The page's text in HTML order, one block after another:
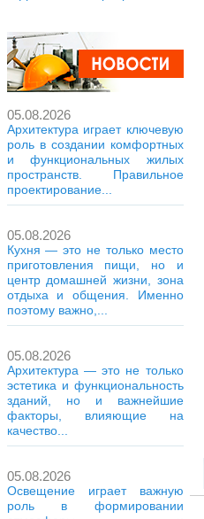
05.08.2026
Архитектура играет ключевую
роль в создании комфортных
и функциональных жилых
пространств. Правильное
проектирование...
05.08.2026
Кухня — это не только место
приготовления пищи, но и
центр домашней жизни, зона
отдыха и общения. Именно
поэтому важно,...
05.08.2026
Архитектура — это не только
эстетика и функциональность
зданий, но и важнейшие
факторы, влияющие на
качество...
05.08.2026
Освещение играет важную
роль в формировании